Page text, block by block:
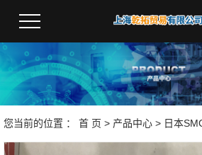
您当前的位置 ： 首 页 > 产品中心 > 日本